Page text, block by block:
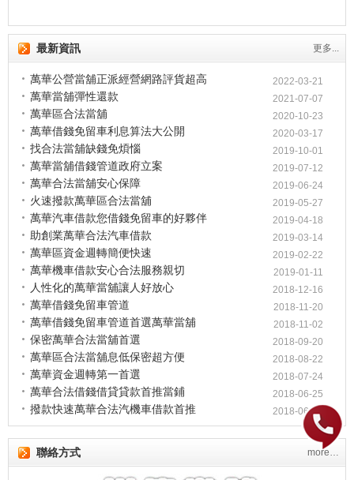
最新資訊 更多...
萬華公營當舖正派經營網路評貨超高 2022-03-21
萬華當舖彈性還款 2021-07-07
萬華區合法當舖 2020-10-23
萬華借錢免留車利息算法大公開 2020-03-17
找合法當舖缺錢免煩惱 2019-10-01
萬華當舖借錢管道政府立案 2019-07-12
萬華合法當舖安心保障 2019-06-24
火速撥款萬華區合法當舖 2019-05-27
萬華汽車借款您借錢免留車的好夥伴 2019-04-18
助創業萬華合法汽車借款 2019-03-14
萬華區資金週轉簡便快速 2019-02-22
萬華機車借款安心合法服務親切 2019-01-11
人性化的萬華當舖讓人好放心 2018-12-16
萬華借錢免留車管道 2018-11-20
萬華借錢免留車管道首選萬華當舖 2018-11-02
保密萬華合法當舖首選 2018-09-20
萬華區合法當舖息低保密超方便 2018-08-22
萬華資金週轉第一首選 2018-07-24
萬華合法借錢借貸貸款首推當鋪 2018-06-25
撥款快速萬華合法汽機車借款首推 2018-06-04
聯絡方式 more…